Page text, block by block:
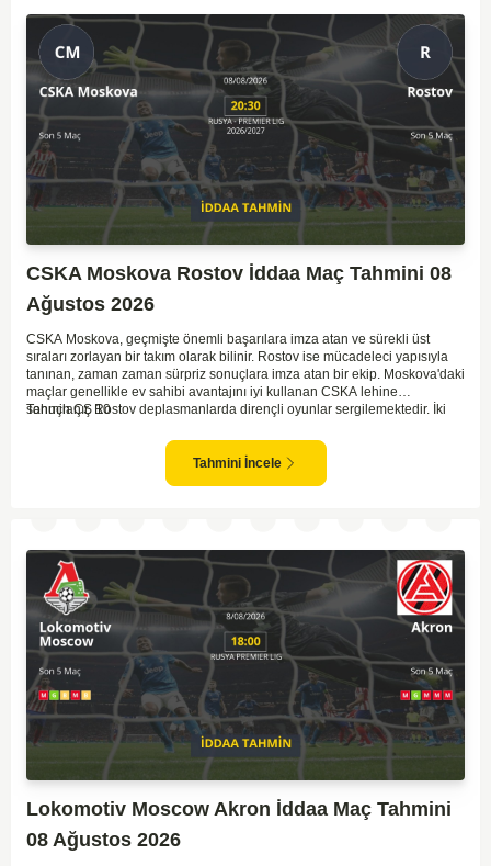
CSKA Moskova Rostov İddaa Maç Tahmini 08
Ağustos 2026
CSKA Moskova, geçmişte önemli başarılara imza atan ve sürekli üst
sıraları zorlayan bir takım olarak bilinir. Rostov ise mücadeleci yapısıyla
tanınan, zaman zaman sürpriz sonuçlara imza atan bir ekip. Moskova'daki
maçlar genellikle ev sahibi avantajını iyi kullanan CSKA lehine
sonuçlanır. Rostov deplasmanlarda dirençli oyunlar sergilemektedir. İki
göstermektedir. CSKA'nın evinde oynayacak olması ve genel istatistikler
göz önüne alındığında, CSKA'nın sahasında kolay kolay puan
kaybetmeyeceğini söyleyebiliriz.
Tahmin ÇŞ 10
Tahmini İncele
Lokomotiv Moscow Akron İddaa Maç Tahmini
08 Ağustos 2026